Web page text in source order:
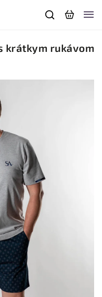
krátkym rukávom